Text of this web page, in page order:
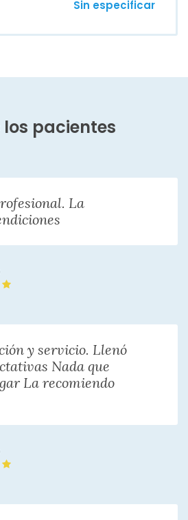
Sin especificar
pacientes
La
y servicio. Llenó
Nada que
La recomiendo